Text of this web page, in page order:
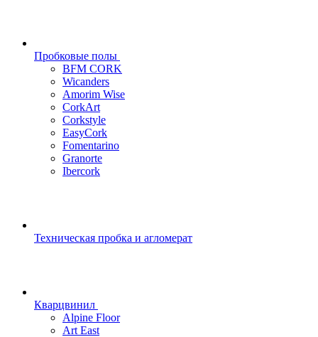
Пробковые полы
BFM CORK
Wicanders
Amorim Wise
CorkArt
Corkstyle
EasyCork
Fomentarino
Granorte
Ibercork
Техническая пробка и агломерат
Кварцвинил
Alpine Floor
Art East